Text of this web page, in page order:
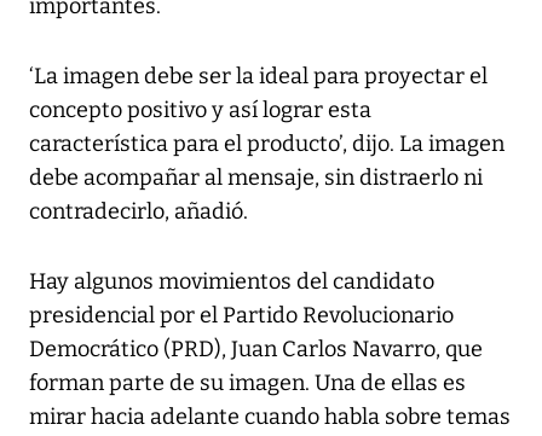
importantes.
‘La imagen debe ser la ideal para proyectar el
concepto positivo y así lograr esta
característica para el producto’, dijo. La imagen
debe acompañar al mensaje, sin distraerlo ni
contradecirlo, añadió.
Hay algunos movimientos del candidato
presidencial por el Partido Revolucionario
Democrático (PRD), Juan Carlos Navarro, que
forman parte de su imagen. Una de ellas es
mirar hacia adelante cuando habla sobre temas